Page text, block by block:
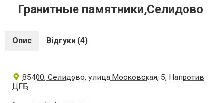
Гранитные памятники,Селидово
Опис Відгуки (4)
85400, Селидово, улица Московская, 5, Напротив
ЦГБ